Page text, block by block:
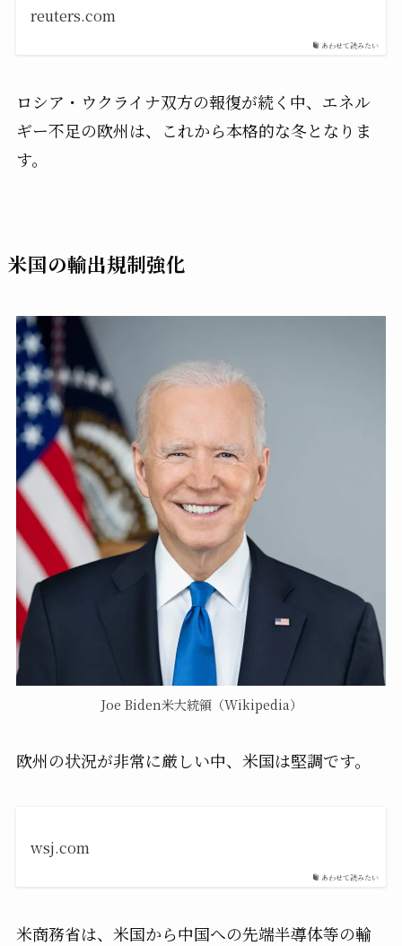
あわせて読みたい
reuters.com
ロシア・ウクライナ双方の報復が続く中、エネル
ギー不足の欧州は、これから本格的な冬となりま
す。
米国の輸出規制強化
Joe Biden米大統領（Wikipedia）
欧州の状況が非常に厳しい中、米国は堅調です。
あわせて読みたい
wsj.com
米商務省は、米国から中国への先端半導体等の輸